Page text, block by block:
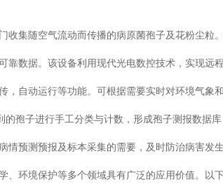
收集随空气流动而传播的病原菌孢子及花粉尘粒
靠数据。该设备利用现代光电数控技术，实现远
，自动运行等功能。可根据需要实时对环境气象
孢子进行手工分类与计数，形成孢子测报数据
情预测预报及标本采集的需要，及时防治病害发
、环境保护等多个领域具有广泛的应用价值。以